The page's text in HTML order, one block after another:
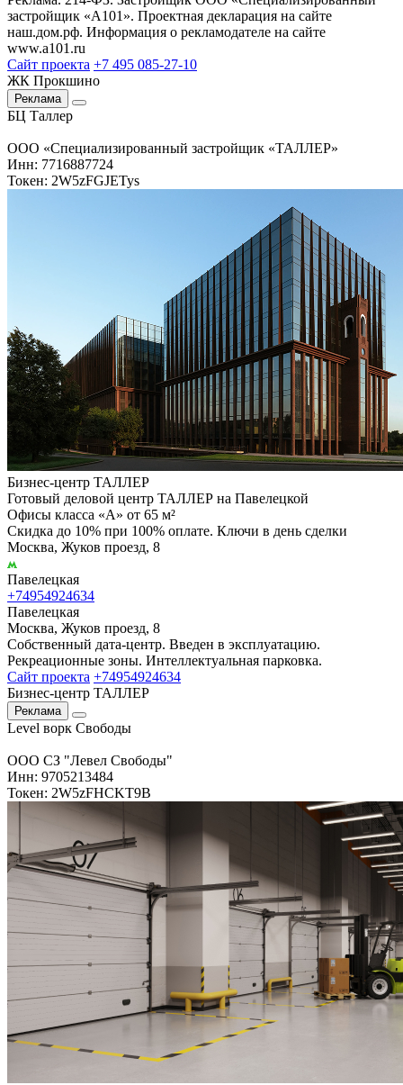
застройщик «А101». Проектная декларация на сайте
наш.дом.рф. Информация о рекламодателе на сайте
www.a101.ru
Сайт проекта +7 495 085-27-10
ЖК Прокшино
Реклама
БЦ Таллер
ООО «Специализированный застройщик «ТАЛЛЕР»
Инн: 7716887724
Токен: 2W5zFGJETys
Бизнес-центр ТАЛЛЕР
Готовый деловой центр ТАЛЛЕР на Павелецкой
Офисы класса «А» от 65 м²
Скидка до 10% при 100% оплате. Ключи в день сделки
Москва, Жуков проезд, 8
Павелецкая
+74954924634
Павелецкая
Москва, Жуков проезд, 8
Собственный дата-центр. Введен в эксплуатацию.
Рекреационные зоны. Интеллектуальная парковка.
Сайт проекта +74954924634
Бизнес-центр ТАЛЛЕР
Реклама
Level ворк Свободы
ООО СЗ "Левел Свободы"
Инн: 9705213484
Токен: 2W5zFHCKT9B